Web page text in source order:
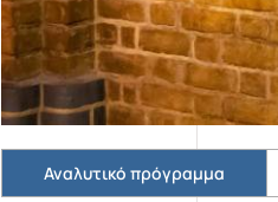
Αναλυτικό πρόγραμμα